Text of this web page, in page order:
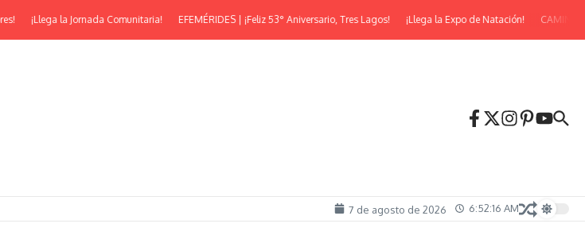
¡Llega la Jornada Comunitaria! EFEMÉRIDES | ¡Feliz 53° Aniversario, Tres Lagos! ¡Llega la Expo de Natación! CAMINATA
7 de agosto de 2026 6:52:17 AM